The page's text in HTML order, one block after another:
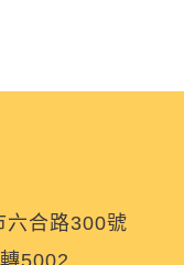
六合路300號
5002